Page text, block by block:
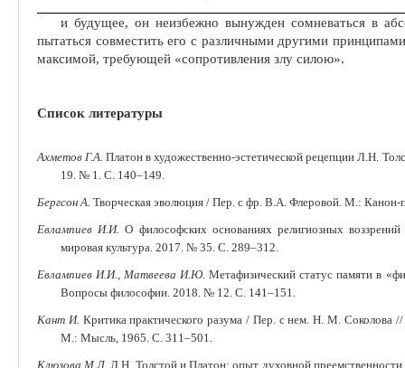
и будущее, он неизбежно вынужден сомневаться в
пытаться совместить его с различными другими
максимой, требую­щей «сопротивления злу силою».
Список литературы
Ахметов Г.А.Платон в художественно-эстетической рецепции Л.Н.
19. № 1. С. 140‒149.
Бергсон А. Творческая эволюция / Пер. с фр. В.А. Флеровой. М.: Канон-
Евлампиев И.И.О философских основаниях религиозных
мировая культура. 2017. № 35. С. 289‒312.
Евлампиев И.И., Матвеева И.Ю. Метафизический статус памяти в
Вопросы философии. 2018. № 12. С. 141‒151.
Кант И. Критика практического разума / Пер. с нем. Н. М. Соколова
М.: Мысль, 1965. С. 311‒501.
Клюзова М.Л. Л.Н. Толстой и Платон: опыт духовной